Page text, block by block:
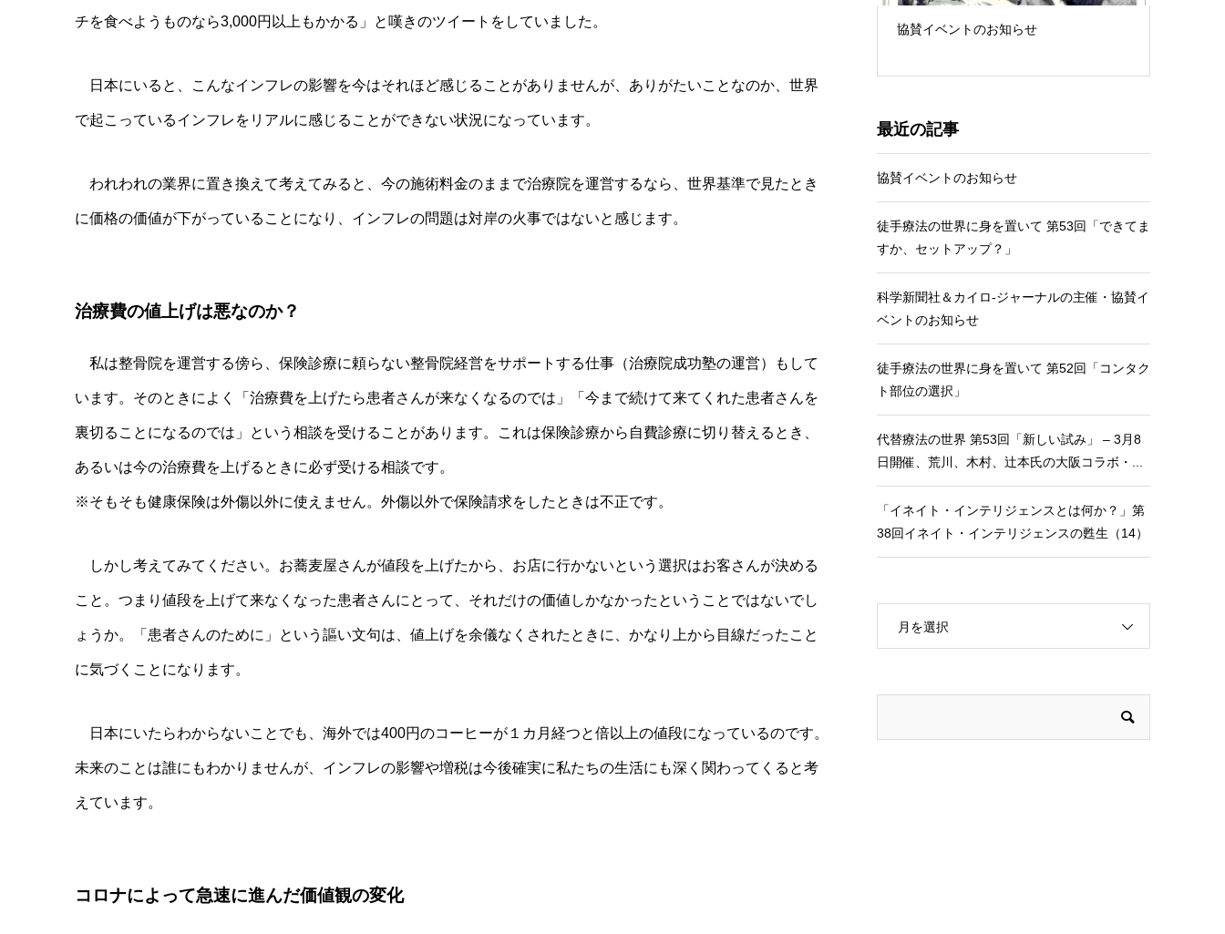
チを食べようものなら3,000円以上もかかる」と嘆きのツイートをしていました。
日本にいると、こんなインフレの影響を今はそれほど感じることがありませんが、ありがたいことなのか、世界
で起こっているインフレをリアルに感じることができない状況になっています。
われわれの業界に置き換えて考えてみると、今の施術料金のままで治療院を運営するなら、世界基準で見たとき
に価格の価値が下がっていることになり、インフレの問題は対岸の火事ではないと感じます。
治療費の値上げは悪なのか？
私は整骨院を運営する傍ら、保険診療に頼らない整骨院経営をサポートする仕事（治療院成功塾の運営）もして
います。そのときによく「治療費を上げたら患者さんが来なくなるのでは」「今まで続けて来てくれた患者さんを
裏切ることになるのでは」という相談を受けることがあります。これは保険診療から自費診療に切り替えるとき、
あるいは今の治療費を上げるときに必ず受ける相談です。
※そもそも健康保険は外傷以外に使えません。外傷以外で保険請求をしたときは不正です。
しかし考えてみてください。お蕎麦屋さんが値段を上げたから、お店に行かないという選択はお客さんが決める
こと。つまり値段を上げて来なくなった患者さんにとって、それだけの価値しかなかったということではないでし
ょうか。「患者さんのために」という謳い文句は、値上げを余儀なくされたときに、かなり上から目線だったこと
に気づくことになります。
日本にいたらわからないことでも、海外では400円のコーヒーが１カ月経つと倍以上の値段になっているのです。
未来のことは誰にもわかりませんが、インフレの影響や増税は今後確実に私たちの生活にも深く関わってくると考
えています。
コロナによって急速に進んだ価値観の変化
協賛イベントのお知らせ
最近の記事
協賛イベントのお知らせ
徒手療法の世界に身を置いて 第53回「できてま
すか、セットアップ？」
科学新聞社＆カイロ-ジャーナルの主催・協賛イ
ベントのお知らせ
徒手療法の世界に身を置いて 第52回「コンタク
ト部位の選択」
代替療法の世界 第53回「新しい試み」 – 3月8
日開催、荒川、木村、辻本氏の大阪コラボ・...
「イネイト・インテリジェンスとは何か？」第
38回イネイト・インテリジェンスの甦生（14）
月を選択